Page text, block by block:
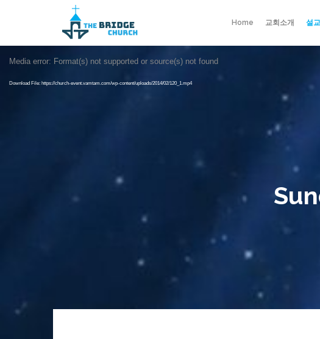
Home 교회소개 설
PlayerMedia error: Format(s) not supported or source(s) not found
Download File: https://church-event.vamtam.com/wp-content/uploads/2014/02/120_1.mp4